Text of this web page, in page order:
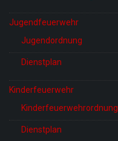
Jugendfeuerwehr
Jugendordnung
Dienstplan
Kinderfeuerwehr
Kinderfeuerwehrordnung
Dienstplan